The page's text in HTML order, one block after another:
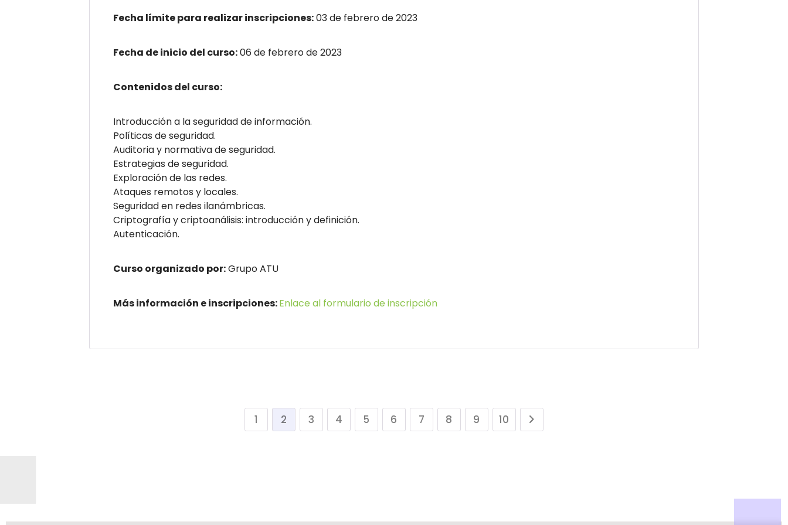
Fecha límite para realizar inscripciones:03 de febrero de 2023
Fecha de inicio del curso:06 de febrero de 2023
Contenidos del curso:
Introducción a la seguridad de información.
Políticas de seguridad.
Auditoria y normativa de seguridad.
Estrategias de seguridad.
Exploración de las redes.
Ataques remotos y locales.
Seguridad en redes ilanámbricas.
Criptografía y criptoanálisis: introducción y definición.
Autenticación.
Curso organizado por:Grupo ATU
Más información e inscripciones:Enlace al formulario de inscripción
1 2 3 4 5 6 7 8 9 10